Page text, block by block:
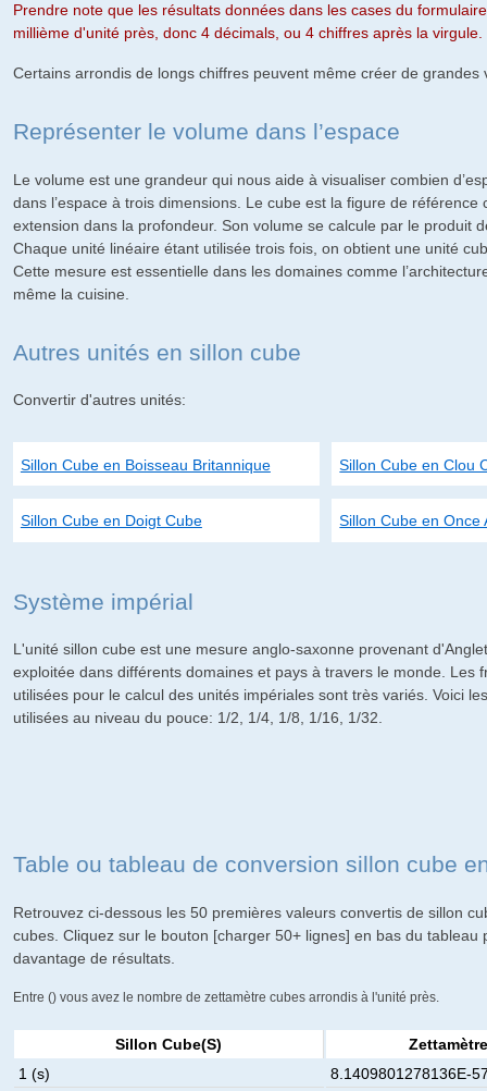
Prendre note que les résultats données dans les cases du
millième d'unité près, donc 4 décimals, ou 4 chiffres après la virgule.
Certains arrondis de longs chiffres peuvent même créer de grandes
Représenter le volume dans l’espace
Le volume est une grandeur qui nous aide à visualiser combien
dans l’espace à trois dimensions. Le cube est la figure de référence
extension dans la profondeur. Son volume se calcule par le produit
Chaque unité linéaire étant utilisée trois fois, on obtient une unité
Cette mesure est essentielle dans les domaines comme
même la cuisine.
Autres unités en sillon cube
Convertir d'autres unités:
Sillon Cube en Boisseau Britannique Sillon Cube en Clou
Sillon Cube en Doigt Cube Sillon Cube en Once
Système impérial
L'unité sillon cube est une mesure anglo-saxonne provenant
exploitée dans différents domaines et pays à travers le monde. Les
utilisées pour le calcul des unités impériales sont très variés. Voici
utilisées au niveau du pouce: 1/2, 1/4, 1/8, 1/16, 1/32.
Table ou tableau de conversion sillon cube
Retrouvez ci-dessous les 50 premières valeurs convertis de sillon
cubes. Cliquez sur le bouton [charger 50+ lignes] en bas du tableau
davantage de résultats.
Entre () vous avez le nombre de zettamètre cubes arrondis à l'unité près.
Sillon Cube(s)
1 (s)
8.1409801278136E-